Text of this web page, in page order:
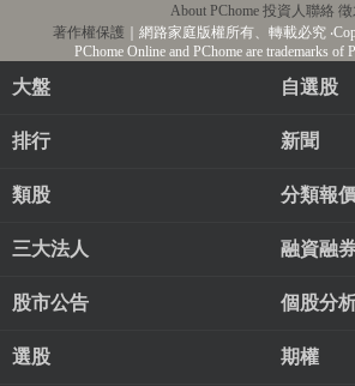
About PChome 投資人聯絡
著作權保護 ｜網路家庭版權所有、轉載必究
PChome Online and PChome are trademarks of
大盤 自選股
排行 新聞
類股 分類報
三大法人 融資融
股市公告 個股分
選股 期權